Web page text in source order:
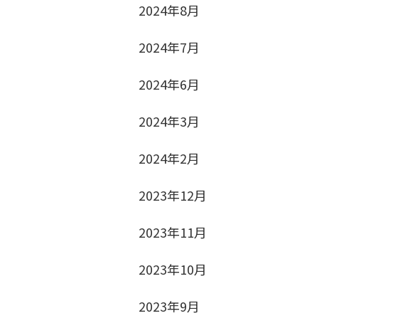
2024年8月
2024年7月
2024年6月
2024年3月
2024年2月
2023年12月
2023年11月
2023年10月
2023年9月